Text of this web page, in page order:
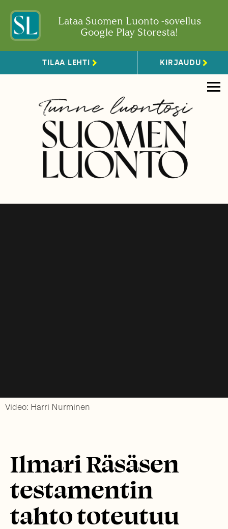
Lataa Suomen Luonto -sovellus
Google Play Storesta!
TILAA LEHTI KIRJAUDU
Video: Harri Nurminen
Ilmari Räsäsen
testamentin
tahto toteutuu